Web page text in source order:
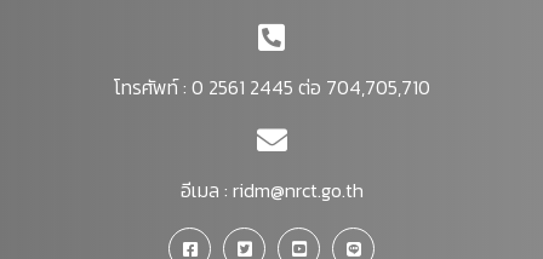
โทรศัพท์ : 0 2561 2445 ต่อ 704,705,710
อีเมล : ridm@nrct.go.th